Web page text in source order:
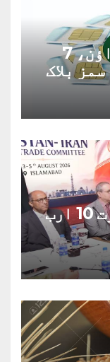
پی ٹی اے کا بڑا کریک ڈاؤن، 7
پاک ایران دوطرفہ تجارت 10 ارب